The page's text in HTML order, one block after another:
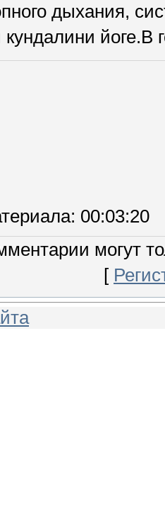
дыхания,
кундалини
: 00:03:20
могут
[